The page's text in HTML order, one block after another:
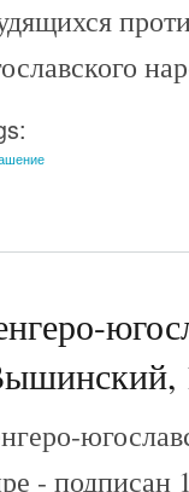
- подписан